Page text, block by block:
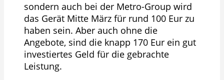
sondern auch bei der Metro-Group wird
das Gerät Mitte März für rund 100 Eur zu
haben sein. Aber auch ohne die
Angebote, sind die knapp 170 Eur ein gut
investiertes Geld für die gebrachte
Leistung.